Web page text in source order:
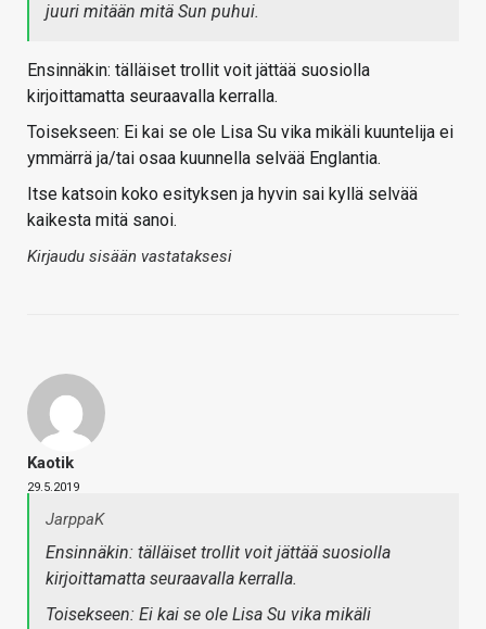
juuri mitään mitä Sun puhui.
Ensinnäkin: tälläiset trollit voit jättää suosiolla
kirjoittamatta seuraavalla kerralla.
Toisekseen: Ei kai se ole Lisa Su vika mikäli kuuntelija ei
ymmärrä ja/tai osaa kuunnella selvää Englantia.
Itse katsoin koko esityksen ja hyvin sai kyllä selvää
kaikesta mitä sanoi.
Kirjaudu sisään vastataksesi
Kaotik
29.5.2019
JarppaK
Ensinnäkin: tälläiset trollit voit jättää suosiolla
kirjoittamatta seuraavalla kerralla.
Toisekseen: Ei kai se ole Lisa Su vika mikäli